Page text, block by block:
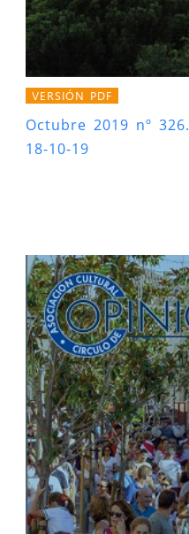
VERSIÓN PDF
Octubre 2019 nº 326.
18-10-19